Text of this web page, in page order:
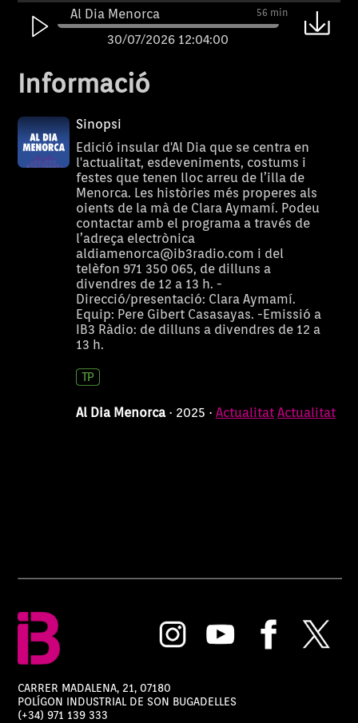
Al Dia Menorca
56 min
30/07/2026 12:04:00
29/07/2026 12:04:00
Al Dia Menorca
28/07/2026 12:04:00
Al Dia Menorca
56 min
27/07/2026 12:04:00
Al Dia Menorca
56 min
24/07/2026 12:04:00
Al Dia Menorca
56 min
23/07/2026 12:04:00
Al Dia Menorca
56 min
Al Dia Menorca
56 min
Al Dia Menorca
56 min
Al Dia Menorca
56 min
13/07/2026 12:04:00
Informació
Sinopsi
Edició insular d'Al Dia que se centra en
l'actualitat, esdeveniments, costums i
festes que tenen lloc arreu de l’illa de
Menorca. Les històries més properes als
oients de la mà de Clara Aymamí. Podeu
contactar amb el programa a través de
l’adreça electrònica
aldiamenorca@ib3radio.com i del
telèfon 971 350 065, de dilluns a
divendres de 12 a 13 h. -
Direcció/presentació: Clara Aymamí.
Equip: Pere Gibert Casasayas. -Emissió a
IB3 Ràdio: de dilluns a divendres de 12 a
13 h.
Al Dia Menorca · 2025 · Actualitat Actualitat
CARRER MADALENA, 21, 07180
POLÍGON INDUSTRIAL DE SON BUGADELLES
(+34) 971 139 333